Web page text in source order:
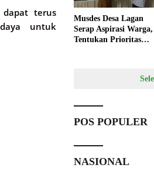
dapat terus
untuk
Musdes Desa Lagan
Serap Aspirasi Warga,
Tentukan Prioritas
POS POPULER
NASIONAL